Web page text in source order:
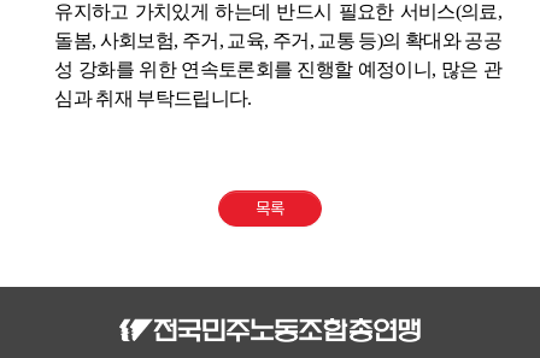
유지하고 가치있게 하는데 반드시 필요한 서비스(의료,
돌봄, 사회보험, 주거 , 교육, 주거 , 교통 등)의 확대와 공공
성 강화를 위한 연속토론회를 진행할 예정이니 , 많은 관
심과 취재 부탁드립니다.
목록